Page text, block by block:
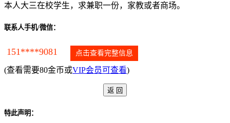
本人大三在校学生，求兼职一份，家教或者商场。
联系人手机/微信：
151****9081 点击查看完整信息
(查看需要80金币或VIP会员可查看)
特此声明：